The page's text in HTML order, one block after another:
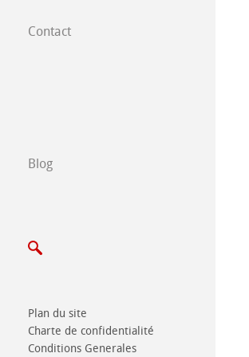
Contact
Blog
Plan du site
Charte de confidentialité
Conditions Generales